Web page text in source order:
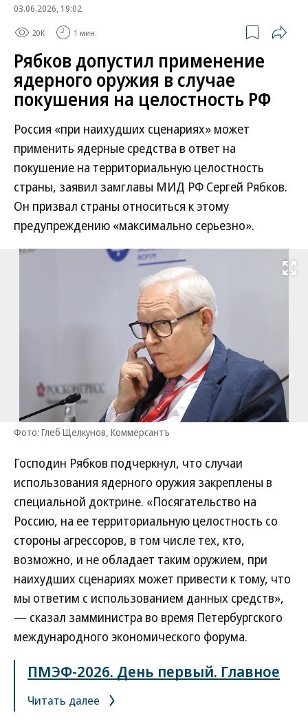
03.06.2026, 19:02
20K 1 мин.
Рябков допустил применение
ядерного оружия в случае
покушения на целостность РФ
Россия «при наихудших сценариях» может
применить ядерные средства в ответ на
покушение на территориальную целостность
страны, заявил замглавы МИД РФ Сергей Рябков.
Он призвал страны относиться к этому
предупреждению «максимально серьезно».
Развернуть
Фото: Глеб Щелкунов, Коммерсантъ
Господин Рябков подчеркнул, что случаи
использования ядерного оружия закреплены в
специальной доктрине. «Посягательство на
Россию, на ее территориальную целостность со
стороны агрессоров, в том числе тех, кто,
возможно, и не обладает таким оружием, при
наихудших сценариях может привести к тому, что
мы ответим с использованием данных средств»,
— сказал замминистра во время Петербургского
международного экономического форума.
ПМЭФ-2026. День первый. Главное
Читать далее